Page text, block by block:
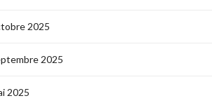
2025
2025
2025